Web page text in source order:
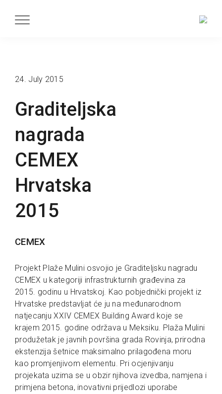
Graditeljska
nagrada
CEMEX
Hrvatska
2015
CEMEX
24. July 2015
Projekt Plaže Mulini osvojio je Graditeljsku nagradu
CEMEX u kategoriji infrastrukturnih građevina za
2015. godinu u Hrvatskoj. Kao pobjednički projekt iz
Hrvatske predstavljat će ju na međunarodnom
natjecanju XXIV CEMEX Building Award koje se
krajem 2015. godine održava u Meksiku. Plaža Mulini
produžetak je javnih površina grada Rovinja, prirodna
ekstenzija šetnice maksimalno prilagođena moru
kao promjenjivom elementu. Pri ocjenjivanju
projekata uzima se u obzir njihova izvedba, namjena i
primjena betona, inovativni prijedlozi uporabe